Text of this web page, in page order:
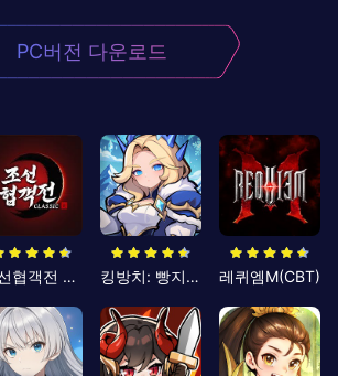
PC버전 다운로드
조선협객전 클래식 킹방치: 빵지의 제왕 레퀴엠M(CBT)